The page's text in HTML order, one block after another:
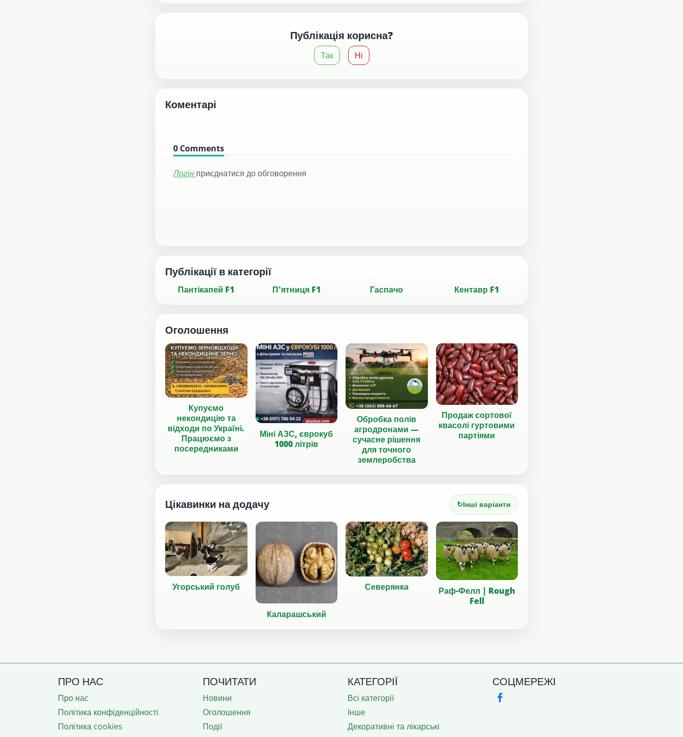
Публікація корисна?
Так Ні
Коментарі
0 Comments
Логін приєднатися до обговорення
Публікації в категорії
Пантікапей F1 П'ятниця F1 Гаспачо Кентавр F1
Оголошення
Купуємо
некондицію та
відходи по Україні.
Працюємо з
посередниками
Міні АЗС, єврокуб
1000 літрів
Обробка полів
агродронами —
сучасне рішення
для точного
землеробства
Продаж сортової
квасолі гуртовими
партіями
Цікавинки на додачу ↻Інші варіанти
Угорський голуб
Каларашський
Северянка
Раф-Фелл | Rough
Fell
ПРО НАС
Про нас
Політика конфіденційності
Політика cookies
ПОЧИТАТИ
Новини
Оголошення
Події
КАТЕГОРІЇ
Всі категорії
Інше
Декоративні та лікарські
СОЦМЕРЕЖІ